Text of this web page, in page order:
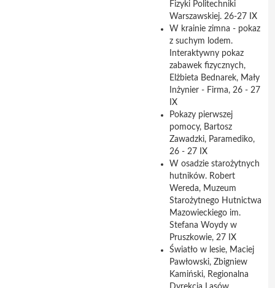
Fizyki Politechniki
Warszawskiej. 26-27 IX
W krainie zimna - pokaz
z suchym lodem.
Interaktywny pokaz
zabawek fizycznych,
Elżbieta Bednarek, Mały
Inżynier - Firma, 26 - 27
IX
Pokazy pierwszej
pomocy, Bartosz
Zawadzki, Paramediko,
26 - 27 IX
W osadzie starożytnych
hutników. Robert
Wereda, Muzeum
Starożytnego Hutnictwa
Mazowieckiego im.
Stefana Woydy w
Pruszkowie, 27 IX
Światło w lesie, Maciej
Pawłowski, Zbigniew
Kamiński, Regionalna